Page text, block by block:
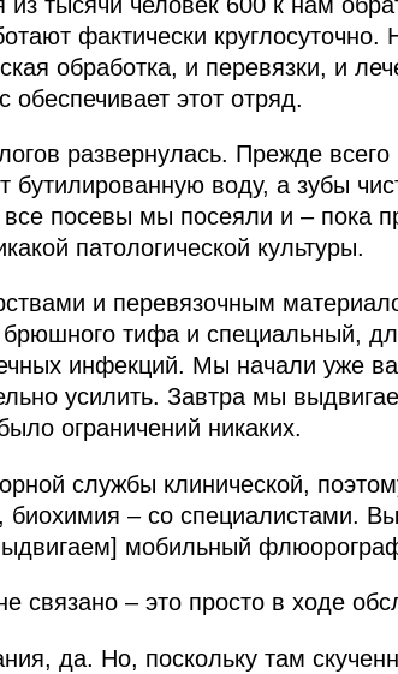
фактически
обработка, и перевязки, и
этот отряд.
развернулась. Прежде
бутилированную воду, а зубы
все посевы мы посеяли и – пока
патологической культуры.
и перевязочным
брюшного тифа и специальный,
инфекций. Мы начали уже
усилить. Завтра мы
ограничений никаких.
службы клинической,
– со специалистами.
мобильный
связано – это просто в ходе
да. Но, поскольку там